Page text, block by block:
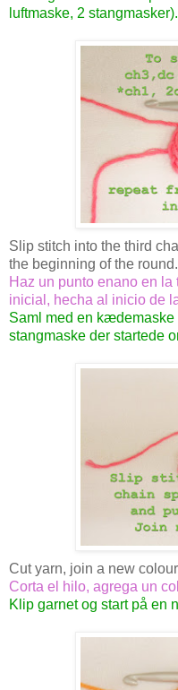
luftmaske, 2 stangmasker).
Slip stitch into the third
the beginning of the round.
Haz un punto enano en
inicial, hecha al inicio de
Saml med en kædemaske
stangmaske der startede
Cut yarn, join a new
Corta el hilo, agrega un
Klip garnet og start på en